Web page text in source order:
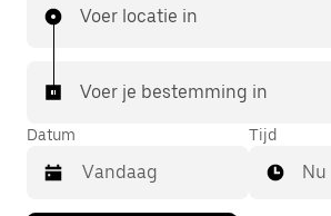
Je rit is binnen handbereik.
Voer locatie in
Voer je bestemming in
Datum Tijd
Nu